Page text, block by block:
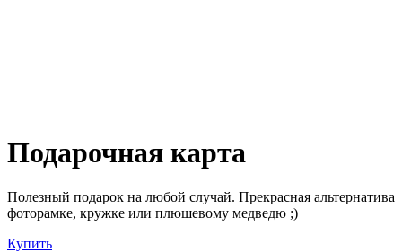
Подарочная карта
Полезный подарок на любой случай. Прекрасная альтернатива
фоторамке, кружке или плюшевому медведю ;)
Купить